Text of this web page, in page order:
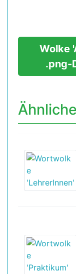
Wolke
.png-